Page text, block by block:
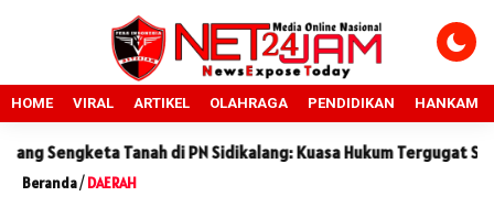
HOME VIRAL ARTIKEL OLAHRAGA PENDIDIKAN HANKAM
Tanah di PN Sidikalang: Kuasa Hukum Tergugat Sebut
Beranda/DAERAH